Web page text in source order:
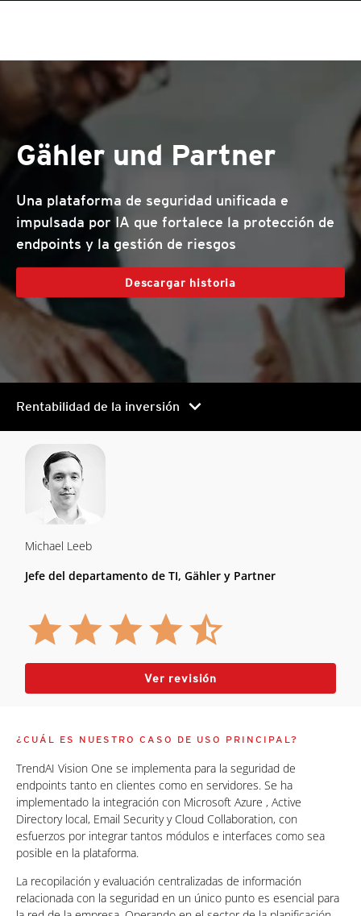
Gähler und Partner
Una plataforma de seguridad unificada e
impulsada por IA que fortalece la protección de
endpoints y la gestión de riesgos
Descargar historia
Rentabilidad de la inversión chevron_right
Michael Leeb
Jefe del departamento de TI, Gähler y Partner
Ver revisión
¿CUÁL ES NUESTRO CASO DE USO PRINCIPAL?
TrendAI Vision One se implementa para la seguridad de
endpoints tanto en clientes como en servidores. Se ha
implementado la integración con Microsoft Azure , Active
Directory local, Email Security y Cloud Collaboration, con
esfuerzos por integrar tantos módulos e interfaces como sea
posible en la plataforma.
La recopilación y evaluación centralizadas de información
relacionada con la seguridad en un único punto es esencial para
Products